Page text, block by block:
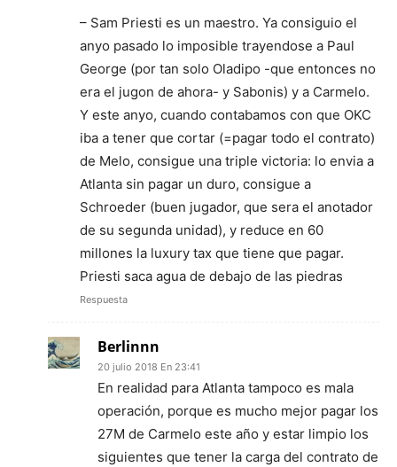
– Sam Priesti es un maestro. Ya consiguio el
anyo pasado lo imposible trayendose a Paul
George (por tan solo Oladipo -que entonces no
era el jugon de ahora- y Sabonis) y a Carmelo.
Y este anyo, cuando contabamos con que OKC
iba a tener que cortar (=pagar todo el contrato)
de Melo, consigue una triple victoria: lo envia a
Atlanta sin pagar un duro, consigue a
Schroeder (buen jugador, que sera el anotador
de su segunda unidad), y reduce en 60
millones la luxury tax que tiene que pagar.
Priesti saca agua de debajo de las piedras
Respuesta
Berlinnn
20 julio 2018 En 23:41
En realidad para Atlanta tampoco es mala
operación, porque es mucho mejor pagar los
27M de Carmelo este año y estar limpio los
siguientes que tener la carga del contrato de